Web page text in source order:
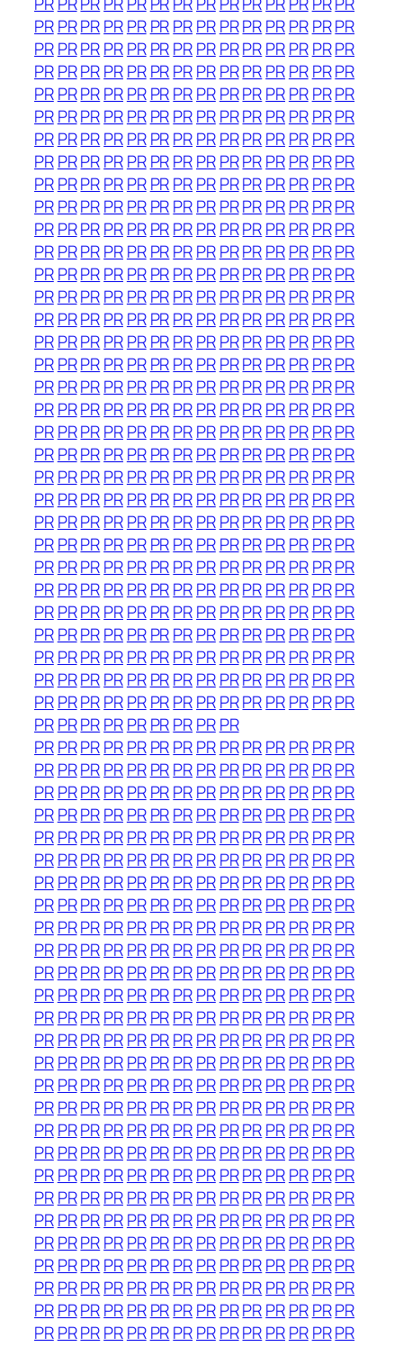
PRPRPRPRPR PRPRPRPRPRPRPR PRPR
PRPRPRPRPR PRPRPRPRPRPRPR PRPR
PRPRPRPRPR PRPRPRPRPRPRPR PRPR
PRPRPRPRPR PRPRPRPRPRPRPR PRPR
PRPRPRPRPR PRPRPRPRPRPRPR PRPR
PRPRPRPRPR PRPRPRPRPRPRPR PRPR
PRPRPRPRPR PRPRPRPRPRPRPR PRPR
PRPRPRPRPR PRPRPRPRPRPRPR PRPR
PRPRPRPRPR PRPRPRPRPRPRPR PRPR
PRPRPRPRPR PRPRPRPRPRPRPR PRPR
PRPRPRPRPR PRPRPRPRPRPRPR PRPR
PRPRPRPRPR PRPRPRPRPRPRPR PRPR
PRPRPRPRPR PRPRPRPRPRPRPR PRPR
PRPRPRPRPR PRPRPRPRPRPRPR PRPR
PRPRPRPRPR PRPRPRPRPRPRPR PRPR
PRPRPRPRPR PRPRPRPRPRPRPR PRPR
PRPRPRPRPR PRPRPRPRPRPRPR PRPR
PRPRPRPRPR PRPRPRPRPRPRPR PRPR
PRPRPRPRPR PRPRPRPRPRPRPR PRPR
PRPRPRPRPR PRPRPRPRPRPRPR PRPR
PRPRPRPRPR PRPRPRPRPRPRPR PRPR
PRPRPRPRPR PRPRPRPRPRPRPR PRPR
PRPRPRPRPR PRPRPRPRPRPRPR PRPR
PRPRPRPRPR PRPRPRPRPRPRPR PRPR
PRPRPRPRPR PRPRPRPRPRPRPR PRPR
PRPRPRPRPR PRPRPRPRPRPRPR PRPR
PRPRPRPRPR PRPRPRPRPRPRPR PRPR
PRPRPRPRPR PRPRPRPRPRPRPR PRPR
PRPRPRPRPR PRPRPRPRPRPRPR PRPR
PRPRPRPRPR PRPRPRPRPRPRPR PRPR
PRPRPRPRPR PRPRPRPRPRPRPR PRPR
PRPRPRPRPR PRPRPRPR
PRPRPRPRPR PRPRPRPRPRPRPR PRPR
PRPRPRPRPR PRPRPRPRPRPRPR PRPR
PRPRPRPRPR PRPRPRPRPRPRPR PRPR
PRPRPRPRPR PRPRPRPRPRPRPR PRPR
PRPRPRPRPR PRPRPRPRPRPRPR PRPR
PRPRPRPRPR PRPRPRPRPRPRPR PRPR
PRPRPRPRPR PRPRPRPRPRPRPR PRPR
PRPRPRPRPR PRPRPRPRPRPRPR PRPR
PRPRPRPRPR PRPRPRPRPRPRPR PRPR
PRPRPRPRPR PRPRPRPRPRPRPR PRPR
PRPRPRPRPR PRPRPRPRPRPRPR PRPR
PRPRPRPRPR PRPRPRPRPRPRPR PRPR
PRPRPRPRPR PRPRPRPRPRPRPR PRPR
PRPRPRPRPR PRPRPRPRPRPRPR PRPR
PRPRPRPRPR PRPRPRPRPRPRPR PRPR
PRPRPRPRPR PRPRPRPRPRPRPR PRPR
PRPRPRPRPR PRPRPRPRPRPRPR PRPR
PRPRPRPRPR PRPRPRPRPRPRPR PRPR
PRPRPRPRPR PRPRPRPRPRPRPR PRPR
PRPRPRPRPR PRPRPRPRPRPRPR PRPR
PRPRPRPRPR PRPRPRPRPRPRPR PRPR
PRPRPRPRPR PRPRPRPRPRPRPR PRPR
PRPRPRPRPR PRPRPRPRPRPRPR PRPR
PRPRPRPRPR PRPRPRPRPRPRPR PRPR
PRPRPRPRPR PRPRPRPRPRPRPR PRPR
PRPRPRPRPR PRPRPRPRPRPRPR PRPR
PRPRPRPRPR PRPRPRPRPRPRPR PRPR